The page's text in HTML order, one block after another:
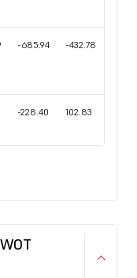
-685.94 -432.78
-228.40 102.83